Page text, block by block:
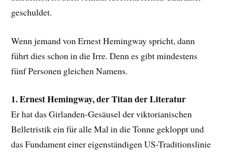
geschuldet.
Wenn jemand von Ernest Hemingway spricht, dann
führt dies schon in die Irre. Denn es gibt mindestens
fünf Personen gleichen Namens.
1. Ernest Hemingway, der Titan der Literatur
Er hat das Girlanden-Gesäusel der viktorianischen
Belletristik ein für alle Mal in die Tonne gekloppt und
das Fundament einer eigenständigen US-Traditionslinie